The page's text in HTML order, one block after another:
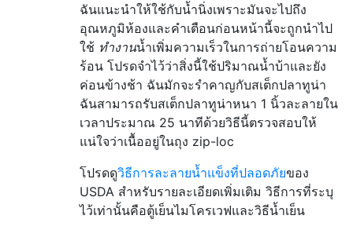
ฉันแนะนำให้ใช้กับน้ำนิ่งเพราะมันจะไปถึง
อุณหภูมิห้องและคำเตือนก่อนหน้านี้จะถูกนำไป
ใช้ ทำงานน้ำเพิ่มความเร็วในการถ่ายโอนความ
ร้อน โปรดจำไว้ว่าสิ่งนี้ใช้ปริมาณน้ำบ้าและยัง
ค่อนข้างช้า ฉันมักจะรำคาญกับสเต็กปลาทูน่า
ฉันสามารถรับสเต็กปลาทูน่าหนา 1 นิ้วละลายใน
เวลาประมาณ 25 นาทีด้วยวิธีนี้ตรวจสอบให้
แน่ใจว่าเนื้ออยู่ในถุง zip-loc
โปรดดูวิธีการละลายน้ำแข็งที่ปลอดภัยของ
USDA สำหรับรายละเอียดเพิ่มเติม วิธีการที่ระบุ
ไว้เท่านั้นคือตู้เย็นไมโครเวฟและวิธีน้ำเย็น